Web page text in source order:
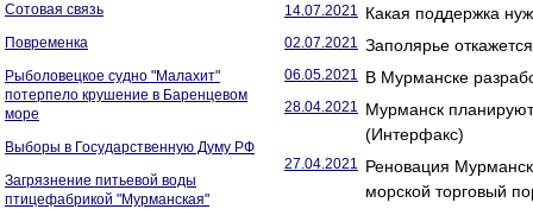
Сотовая связь
Повременка
Рыболовецкое судно "Малахит"
потерпело крушение в Баренцевом
море
Выборы в Государственную Думу РФ
Загрязнение питьевой воды
птицефабрикой "Мурманская"
14.07.2021 Какая поддержка
02.07.2021 Заполярье
06.05.2021 В Мурманске
28.04.2021 Мурманск
(Интерфакс)
27.04.2021 Реновация
морской торговый